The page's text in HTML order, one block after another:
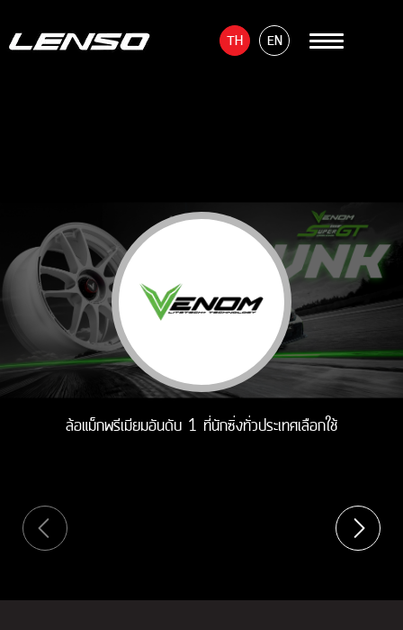
TH EN
ล้อแม็กพรีเมียมอันดับ 1 ที่นักซิ่งทั่วประเทศเลือกใช้